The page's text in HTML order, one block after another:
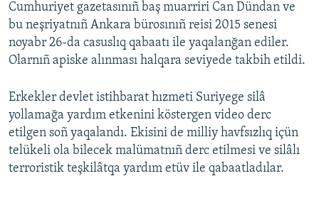
Cumhuriyet gazetasınıñ baş muarriri Can Dündan ve
bu neşriyatnıñ Ankara bürosınıñ reisi 2015 senesi
noyabr 26-da casuslıq qabaatı ile yaqalanğan ediler.
Olarnıñ apiske alınması halqara seviyede takbih etildi.
Erkekler devlet istihbarat hızmeti Suriyege silâ
yollamağa yardım etkenini köstergen video derc
etilgen soñ yaqalandı. Ekisini de milliy havfsızlıq içün
telükeli ola bilecek malümatnıñ derc etilmesi ve silâlı
terroristik teşkilâtqa yardım etüv ile qabaatladılar.